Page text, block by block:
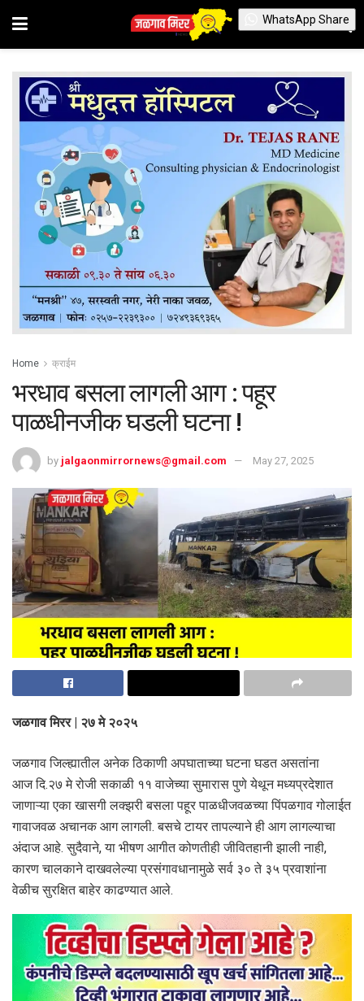
Home क्राईम
भरधाव बसला लागली आग : पहूर
पाळधीनजीक घडली घटना !
by jalgaonmirrornews@gmail.com May 27, 2025
जळगाव मिरर | २७ मे २०२५
जळगाव जिल्ह्यातील अनेक ठिकाणी अपघाताच्या घटना घडत असतांना
आज दि.२७ मे रोजी सकाळी ११ वाजेच्या सुमारास पुणे येथून मध्यप्रदेशात
जाणाऱ्या एका खासगी लक्झरी बसला पहूर पाळधीजवळच्या पिंपळगाव गोलाईत
गावाजवळ अचानक आग लागली. बसचे टायर तापल्याने ही आग लागल्याचा
अंदाज आहे. सुदैवाने, या भीषण आगीत कोणतीही जीवितहानी झाली नाही,
कारण चालकाने दाखवलेल्या प्रसंगावधानामुळे सर्व ३० ते ३५ प्रवाशांना
वेळीच सुरक्षित बाहेर काढण्यात आले.
WhatsApp Share